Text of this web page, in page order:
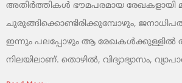
അതിർത്തികൾ ഭൗമപരമായ രേഖകളായി
ചുരുങ്ങിക്കൊണ്ടിരിക്കുമ്പോഴും,
ഇന്നും പലപ്പോഴും ആ രേഖകൾക്കുള്ളിൽ
നിലയിലാണ്. തൊഴിൽ, വിദ്യാഭ്യാസം,